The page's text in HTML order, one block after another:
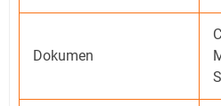
Dokumen